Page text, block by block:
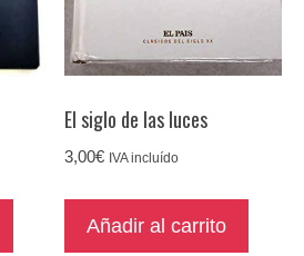
El siglo de las luces
3,00€ IVA incluído
Añadir al carrito